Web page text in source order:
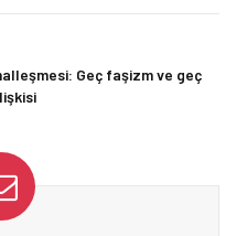
Geç faşizm ve geç